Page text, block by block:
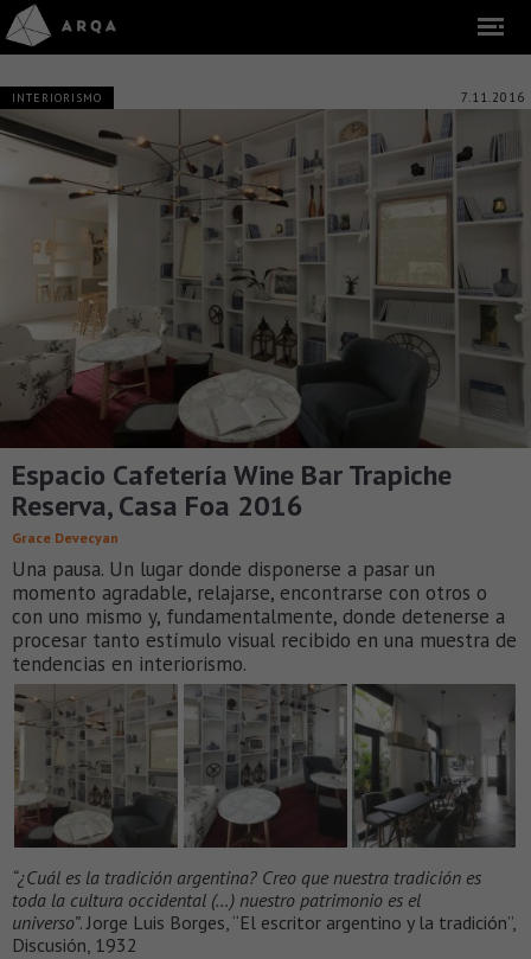
INTERIORISMO 7.11.2016
Espacio Cafetería Wine Bar Trapiche
Reserva, Casa Foa 2016
Grace Devecyan
Una pausa. Un lugar donde disponerse a pasar un
momento agradable, relajarse, encontrarse con otros o
con uno mismo y, fundamentalmente, donde detenerse a
procesar tanto estímulo visual recibido en una muestra de
tendencias en interiorismo.
“¿Cuál es la tradición argentina? Creo que nuestra tradición es
toda la cultura occidental (…) nuestro patrimonio es el
universo”. Jorge Luis Borges, “El escritor argentino y la tradición”,
Discusión, 1932